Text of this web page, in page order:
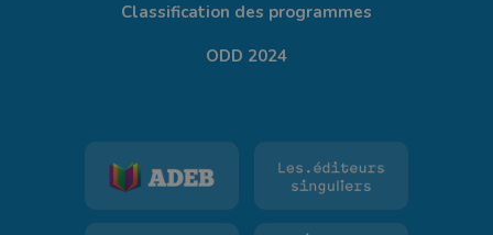
Classification des programmes
ODD 2024